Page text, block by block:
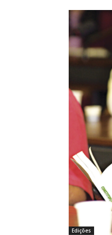
Edições